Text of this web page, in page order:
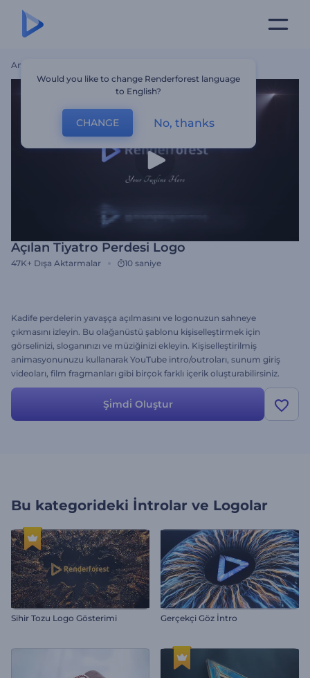
Ana Sayfa
Açılan Tiyatro Perdesi Logo
47K+ Dışa Aktarmalar 10 saniye
Kadife perdelerin yavaşça açılmasını ve logonuzun sahneye
çıkmasını izleyin. Bu olağanüstü şablonu kişiselleştirmek için
görselinizi, sloganınızı ve müziğinizi ekleyin. Kişiselleştirilmiş
animasyonunuzu kullanarak YouTube intro/outroları, sunum giriş
videoları, film fragmanları gibi birçok farklı içerik oluşturabilirsiniz.
İzleyicilere unutamayacakları bir logo gösterimi hazırlayın. Açılan
Tiyatro Perdesi logo gösterimini hemen şimdi deneyin!
Şi̇mdi̇ Oluştur
Bu kategorideki İntrolar ve Logolar
Sihir Tozu Logo Gösterimi Gerçekçi Göz İntro
Would you like to change Renderforest language
to English?
CHANGE No, thanks